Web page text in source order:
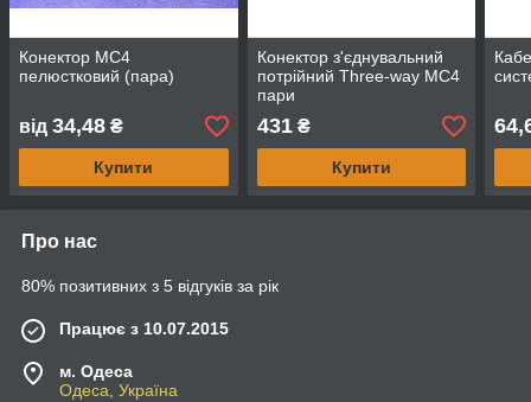
Конектор MC4
пелюстковий (пара)
від 34,48 ₴
Купити
Конектор з'єднувальний
потрійний Three-way MC4
пари
431₴
Купити
Про нас
80% позитивних з 5 відгуків за рік
Працює з 10.07.2015
м. Одеса
Одеса, Україна